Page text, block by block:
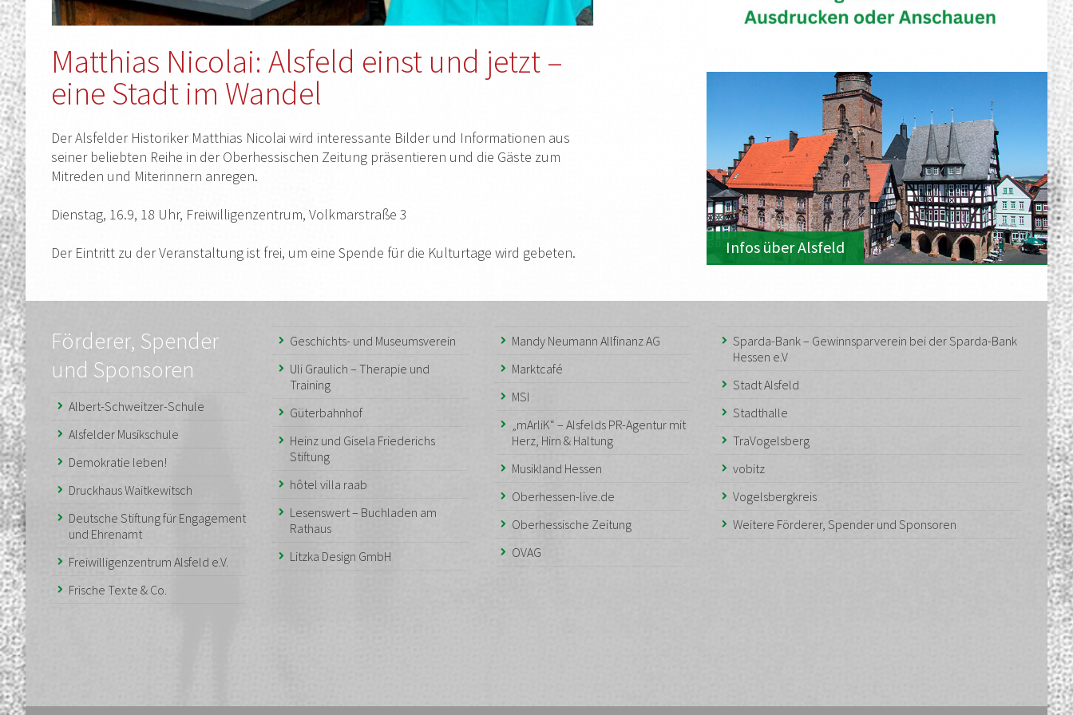
Matthias Nicolai: Alsfeld einst und jetzt –
eine Stadt im Wandel
Der Alsfelder Historiker Matthias Nicolai wird interessante Bilder und Informationen aus
seiner beliebten Reihe in der Oberhessischen Zeitung präsentieren und die Gäste zum
Mitreden und Miterinnern anregen.
Dienstag, 16.9, 18 Uhr, Freiwilligenzentrum, Volkmarstraße 3
Der Eintritt zu der Veranstaltung ist frei, um eine Spende für die Kulturtage wird gebeten. Infos über Alsfeld
Förderer, Spender
und Sponsoren
Albert-Schweitzer-Schule
Alsfelder Musikschule
Demokratie leben!
Druckhaus Waitkewitsch
Deutsche Stiftung für Engagement
und Ehrenamt
Freiwilligenzentrum Alsfeld e.V.
Frische Texte & Co.
Geschichts- und Museumsverein
Uli Graulich – Therapie und
Training
Güterbahnhof
Heinz und Gisela Friederichs
Stiftung
hôtel villa raab
Lesenswert – Buchladen am
Rathaus
Litzka Design GmbH
Mandy Neumann Allfinanz AG
Marktcafé
MSI
„mArliK“ – Alsfelds PR-Agentur mit
Herz, Hirn & Haltung
Musikland Hessen
Oberhessen-live.de
Oberhessische Zeitung
OVAG
Sparda-Bank – Gewinnsparverein bei der Sparda-Bank
Hessen e.V
Stadt Alsfeld
Stadthalle
TraVogelsberg
vobitz
Vogelsbergkreis
Weitere Förderer, Spender und Sponsoren